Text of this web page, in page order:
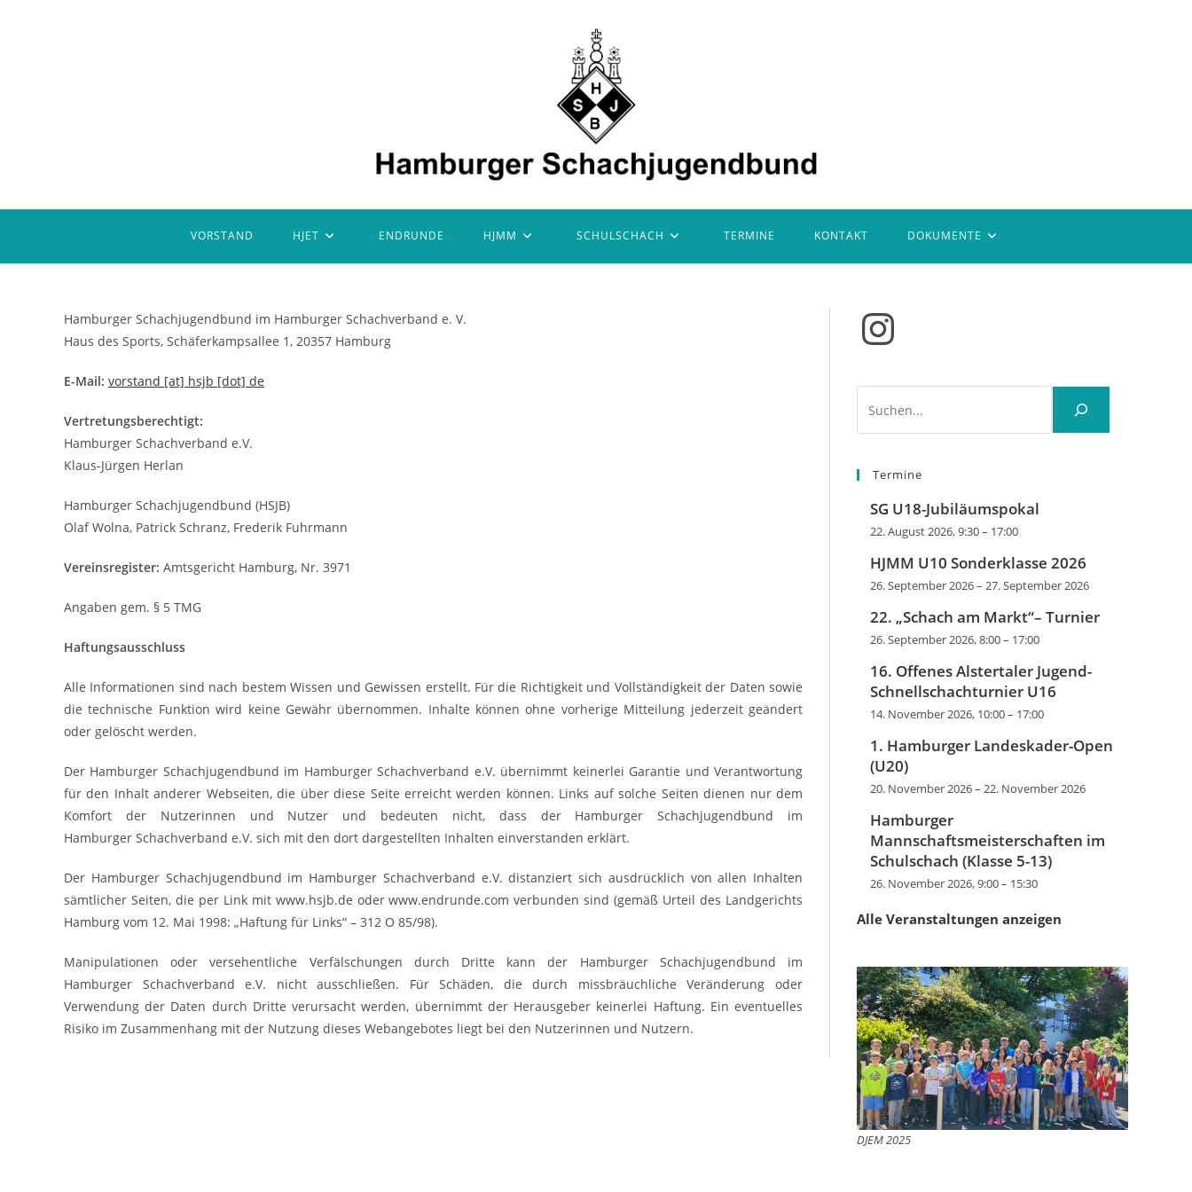
VORSTAND HJET ENDRUNDE HJMM SCHULSCHACH TERMINE KONTAKT DOKUMENTE
Hamburger Schachjugendbund im Hamburger Schachverband e. V.
Haus des Sports, Schäferkampsallee 1, 20357 Hamburg
E-Mail: vorstand [at] hsjb [dot] de
Vertretungsberechtigt:
Hamburger Schachverband e.V.
Klaus-Jürgen Herlan
Hamburger Schachjugendbund (HSJB)
Olaf Wolna, Patrick Schranz, Frederik Fuhrmann
Vereinsregister: Amtsgericht Hamburg, Nr. 3971
Angaben gem. § 5 TMG
Haftungsausschluss
Alle Informationen sind nach bestem Wissen und Gewissen erstellt. Für die Richtigkeit und Vollständigkeit der Daten sowie
die technische Funktion wird keine Gewähr übernommen. Inhalte können ohne vorherige Mitteilung jederzeit geändert
oder gelöscht werden.
Der Hamburger Schachjugendbund im Hamburger Schachverband e.V. übernimmt keinerlei Garantie und Verantwortung
für den Inhalt anderer Webseiten, die über diese Seite erreicht werden können. Links auf solche Seiten dienen nur dem
Komfort der Nutzerinnen und Nutzer und bedeuten nicht, dass der Hamburger Schachjugendbund im
Hamburger Schachverband e.V. sich mit den dort dargestellten Inhalten einverstanden erklärt.
Der Hamburger Schachjugendbund im Hamburger Schachverband e.V. distanziert sich ausdrücklich von allen Inhalten
sämtlicher Seiten, die per Link mit www.hsjb.de oder www.endrunde.com verbunden sind (gemäß Urteil des Landgerichts
Hamburg vom 12. Mai 1998: „Haftung für Links“ – 312 O 85/98).
Manipulationen oder versehentliche Verfälschungen durch Dritte kann der Hamburger Schachjugendbund im
Hamburger Schachverband e.V. nicht ausschließen. Für Schäden, die durch missbräuchliche Veränderung oder
Verwendung der Daten durch Dritte verursacht werden, übernimmt der Herausgeber keinerlei Haftung. Ein eventuelles
Risiko im Zusammenhang mit der Nutzung dieses Webangebotes liegt bei den Nutzerinnen und Nutzern.
Instagram
Termine
SG U18-Jubiläumspokal
22. August 2026, 9:30– 17:00
HJMM U10 Sonderklasse 2026
26. September 2026– 27. September 2026
22. „Schach am Markt“– Turnier
26. September 2026, 8:00– 17:00
16. Offenes Alstertaler Jugend-
Schnellschachturnier U16
14. November 2026, 10:00– 17:00
1. Hamburger Landeskader-Open
(U20)
20. November 2026– 22. November 2026
Hamburger
Mannschaftsmeisterschaften im
Schulschach (Klasse 5-13)
26. November 2026, 9:00– 15:30
Alle Veranstaltungen anzeigen
DJEM 2025